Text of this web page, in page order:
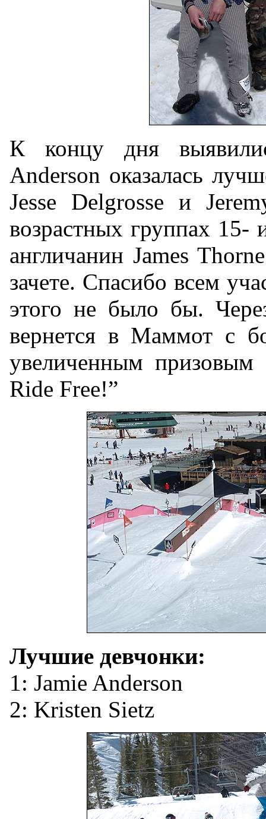
К концу дня
Anderson оказалась
Jesse Delgrosse и
возрастных группах 15-
англичанин James
зачете. Спасибо всем
этого не было бы.
вернется в Маммот с
увеличенным
Ride Free!”
Лучшие девчонки:
1: Jamie Anderson
2: Kristen Sietz